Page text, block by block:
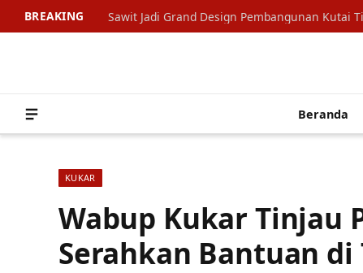
BREAKING Sawit Jadi Grand Design Pembangunan Kutai
Beranda
KUKAR
Wabup Kukar Tinjau
Serahkan Bantuan di